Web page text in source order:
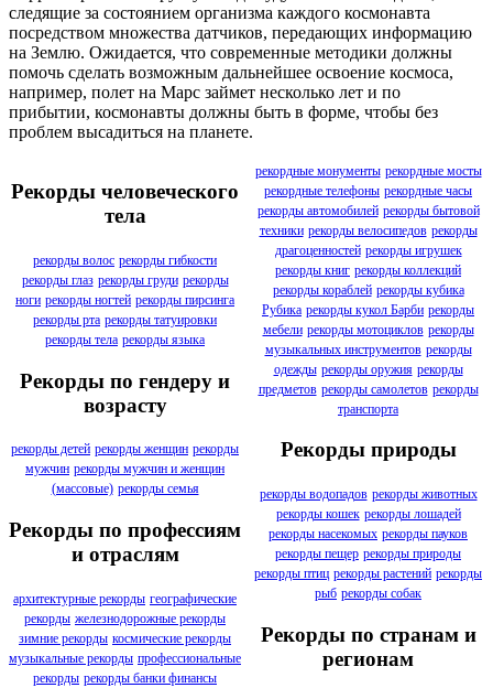
следящие за состоянием организма каждого космонавта
посредством множества датчиков, передающих информацию
на Землю. Ожидается, что современные методики должны
помочь сделать возможным дальнейшее освоение космоса,
например, полет на Марс займет несколько лет и по
прибытии, космонавты должны быть в форме, чтобы без
проблем высадиться на планете.
Рекорды человеческого
тела
рекорды волос рекорды гибкости
рекорды глаз рекорды груди рекорды
ноги рекорды ногтей рекорды пирсинга
рекорды рта рекорды татуировки
рекорды тела рекорды языка
Рекорды по гендеру и
возрасту
рекорды детей рекорды женщин рекорды
мужчин рекорды мужчин и женщин
(массовые) рекорды семья
Рекорды по профессиям
и отраслям
архитектурные рекорды географические
рекорды железнодорожные рекорды
зимние рекорды космические рекорды
музыкальные рекорды профессиональные
рекорды рекорды банки финансы
рекордные монументы рекордные мосты
рекордные телефоны рекордные часы
рекорды автомобилей рекорды бытовой
техники рекорды велосипедов рекорды
драгоценностей рекорды игрушек
рекорды книг рекорды коллекций
рекорды кораблей рекорды кубика
Рубика рекорды кукол Барби рекорды
мебели рекорды мотоциклов рекорды
музыкальных инструментов рекорды
одежды рекорды оружия рекорды
предметов рекорды самолетов рекорды
транспорта
Рекорды природы
рекорды водопадов рекорды животных
рекорды кошек рекорды лошадей
рекорды насекомых рекорды пауков
рекорды пещер рекорды природы
рекорды птиц рекорды растений рекорды
рыб рекорды собак
Рекорды по странам и
регионам